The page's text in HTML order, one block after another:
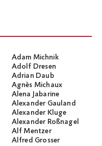
Adam Michnik
Adolf Dresen
Adrian Daub
Agnès Michaux
Alena Jabarine
Alexander Gauland
Alexander Kluge
Alexander Roßnagel
Alf Mentzer
Alfred Grosser